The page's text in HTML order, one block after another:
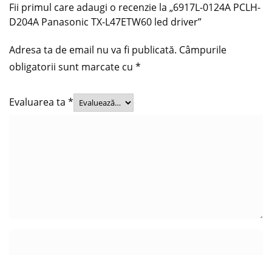
Fii primul care adaugi o recenzie la „6917L-0124A PCLH-
D204A Panasonic TX-L47ETW60 led driver”
Adresa ta de email nu va fi publicată. Câmpurile
obligatorii sunt marcate cu *
Evaluarea ta *